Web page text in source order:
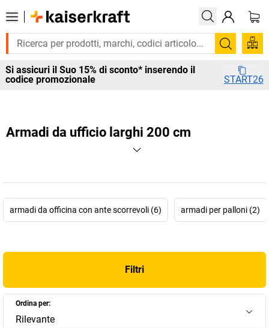
Cerca
Si assicuri il Suo 15% di sconto* inserendo il
codice promozionale
START26
Armadi da ufficio larghi 200 cm
armadi da officina con ante scorrevoli (6) armadi per palloni (2)
Filtri
Ordina per:
Rilevante